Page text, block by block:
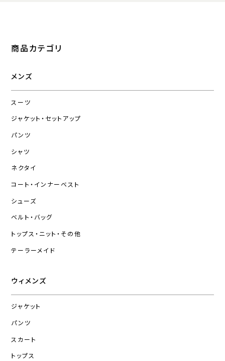
商品カテゴリ
メンズ
スーツ
ジャケット・セットアップ
パンツ
シャツ
ネクタイ
コート・インナーベスト
シューズ
ベルト・バッグ
トップス・ニット・その他
テーラーメイド
ウィメンズ
ジャケット
パンツ
スカート
トップス